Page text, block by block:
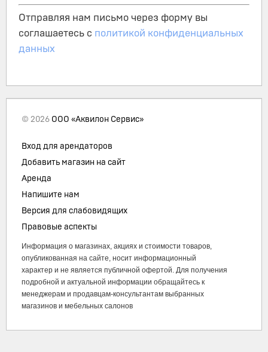
Отправляя нам письмо через форму вы
соглашаетесь с политикой конфиденциальных
данных
© 2026 ООО «Аквилон Сервис»
Вход для арендаторов
Добавить магазин на сайт
Аренда
Напишите нам
Версия для слабовидящих
Правовые аспекты
Информация о магазинах, акциях и стоимости товаров,
опубликованная на сайте, носит информационный
характер и не является публичной офертой. Для получения
подробной и актуальной информации обращайтесь к
менеджерам и продавцам-консультантам выбранных
магазинов и мебельных салонов